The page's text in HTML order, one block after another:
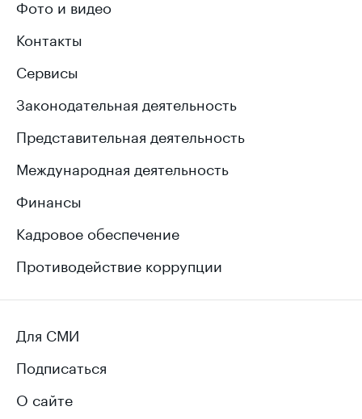
Фото и видео
Контакты
Сервисы
Законодательная деятельность
Представительная деятельность
Международная деятельность
Финансы
Кадровое обеспечение
Противодействие коррупции
Для СМИ
Подписаться
О сайте